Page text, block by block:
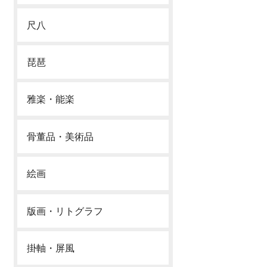
尺八
琵琶
雅楽・能楽
骨董品・美術品
絵画
版画・リトグラフ
掛軸・屏風